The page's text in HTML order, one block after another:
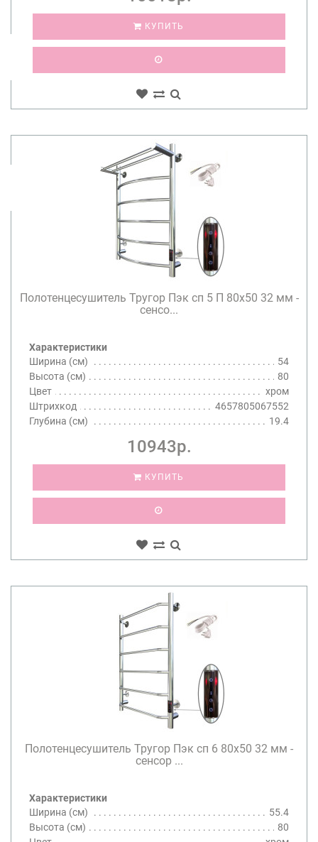
КУПИТЬ
Полотенцесушитель Тругор Пэк сп 5 П 80х50 32 мм -
сенсо...
Характеристики
Ширина (см)
54
Высота (см)
80
Цвет
хром
Штрихкод
4657805067552
Глубина (см)
19.4
10943р.
КУПИТЬ
Полотенцесушитель Тругор Пэк сп 6 80х50 32 мм -
сенсор ...
Характеристики
Ширина (см)
55.4
Высота (см)
80